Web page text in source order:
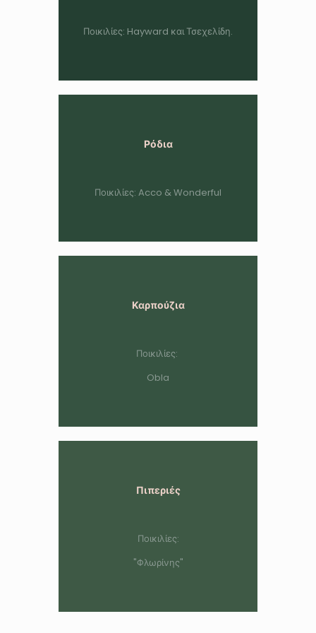
Ποικιλίες: Hayward και Τσεχελίδη.
Ρόδια
Ποικιλίες: Acco & Wonderful
Καρπούζια
Ποικιλίες:
Obla
Πιπεριές
Ποικιλίες:
"Φλωρίνης"